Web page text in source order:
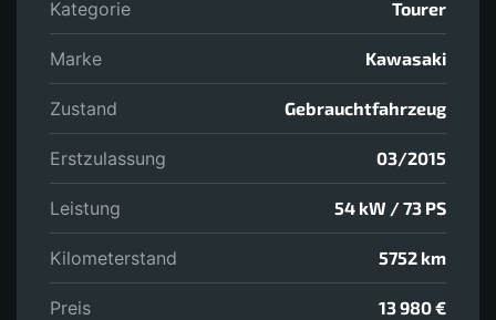
Kategorie Tourer
Marke Kawasaki
Zustand Gebrauchtfahrzeug
Erstzulassung 03/2015
Leistung 54 kW / 73 PS
Kilometerstand 5752 km
Preis 13 980 €